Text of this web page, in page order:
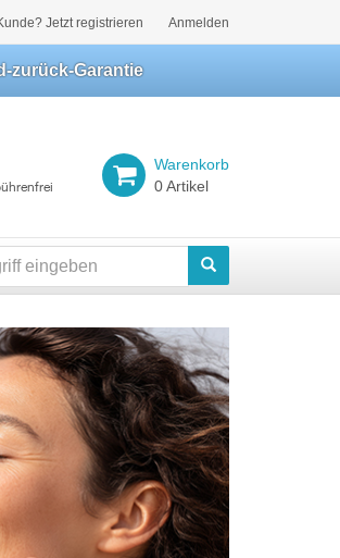
Jetzt registrieren Anmelden
zurück-Garantie
Warenkorb
0 Artikel